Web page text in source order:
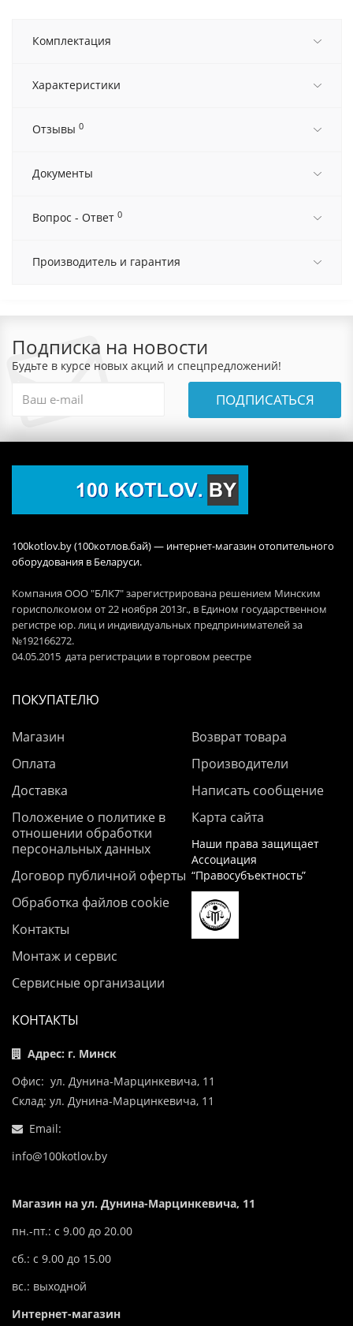
Комплектация
Характеристики
Отзывы 0
Документы
Вопрос - Ответ 0
Производитель и гарантия
Подписка на новости
Будьте в курсе новых акций и спецпредложений!
ПОДПИСАТЬСЯ
100kotlov.by (100котлов.бай) — интернет-магазин отопительного
оборудования в Беларуси.
Компания ООО "БЛК7" зарегистрирована решением Минским
горисполкомом от 22 ноября 2013г., в Едином государственном
регистре юр. лиц и индивидуальных предпринимателей за
№192166272.
04.05.2015 дата регистрации в торговом реестре
ПОКУПАТЕЛЮ
Магазин
Оплата
Доставка
Положение о политике в
отношении обработки
персональных данных
Договор публичной оферты
Обработка файлов cookie
Контакты
Монтаж и сервис
Сервисные организации
Возврат товара
Производители
Написать сообщение
Карта сайта
Наши права защищает
Ассоциация
“Правосубъектность”
КОНТАКТЫ
Адрес: г. Минск
Офис: ул. Дунина-Марцинкевича, 11
Склад: ул. Дунина-Марцинкевича, 11
Email:
info@100kotlov.by
Магазин на ул. Дунина-Марцинкевича, 11
пн.-пт.: с 9.00 до 20.00
сб.: с 9.00 до 15.00
вс.: выходной
Интернет-магазин